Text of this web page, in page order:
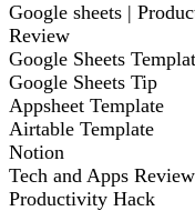
Google sheets |
Review
Google Sheets
Google Sheets Tip
Appsheet Template
Airtable Template
Notion
Tech and Apps Review
Productivity Hack